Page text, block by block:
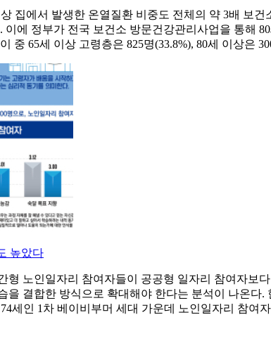
집에서 발생한 온열질환 비중도 전체의 약 3배 보
에 정부가 전국 보건소 방문건강관리사업을 통해
중 65세 이상 고령층은 825명(33.8%), 80세 이상은
높았다
형 노인일자리 참여자들이 공공형 일자리 참여자
을 결합한 방식으로 확대해야 한다는 분석이 나온다
세인 1차 베이비부머 세대 가운데 노인일자리 참